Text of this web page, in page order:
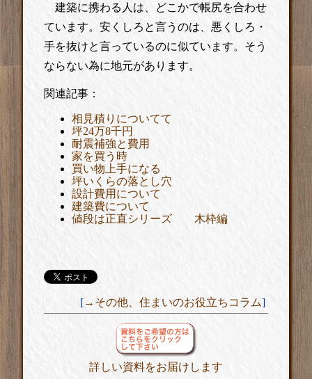
建築に携わる人は、どこかで帳尻を合わせ
ています。安くしろと言うのは、悪くしろ・
手を抜けと言っているのに似ています。そう
ならない為に地元があります。
関連記事：
相見積りについてて
坪24万8千円
耐震補強と費用
家を買う時
買い物上手になる
坪いくらの落とし穴
設計費用について
建築費について
値段は正直シリーズ 木枠編
[→その他、住まいのお役立ちコラム]
詳しい資料をお届けします